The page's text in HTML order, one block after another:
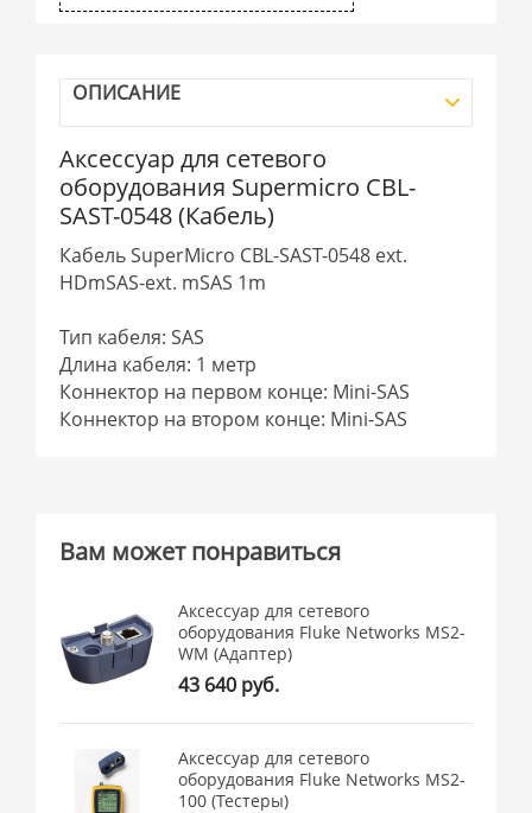
ОПИСАНИЕ
Аксессуар для сетевого
оборудования Supermicro CBL-
SAST-0548 (Кабель)
Кабель SuperMicro CBL-SAST-0548 ext.
HDmSAS-ext. mSAS 1m
Тип кабеля: SAS
Длина кабеля: 1 метр
Коннектор на первом конце: Mini-SAS
Коннектор на втором конце: Mini-SAS
Вам может понравиться
Аксессуар для сетевого
оборудования Fluke Networks MS2-
WM (Адаптер)
43 640 руб.
Аксессуар для сетевого
оборудования Fluke Networks MS2-
100 (Тестеры)